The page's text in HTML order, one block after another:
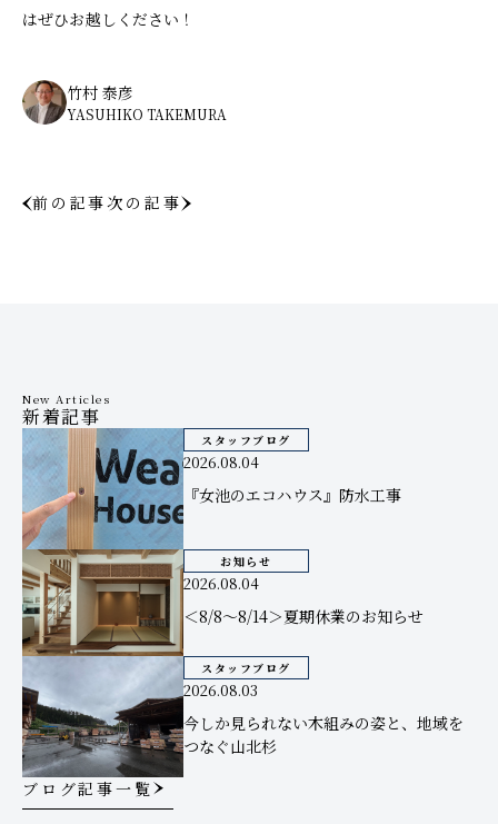
はぜひお越しください！
竹村 泰彦
YASUHIKO TAKEMURA
前の記事次の記事
New Articles
新着記事
ブログ記事一覧
スタッフブログ
2026.08.04
『女池のエコハウス』防水工事
お知らせ
2026.08.04
＜8/8～8/14＞夏期休業のお知らせ
スタッフブログ
2026.08.03
今しか見られない木組みの姿と、地域を
つなぐ山北杉